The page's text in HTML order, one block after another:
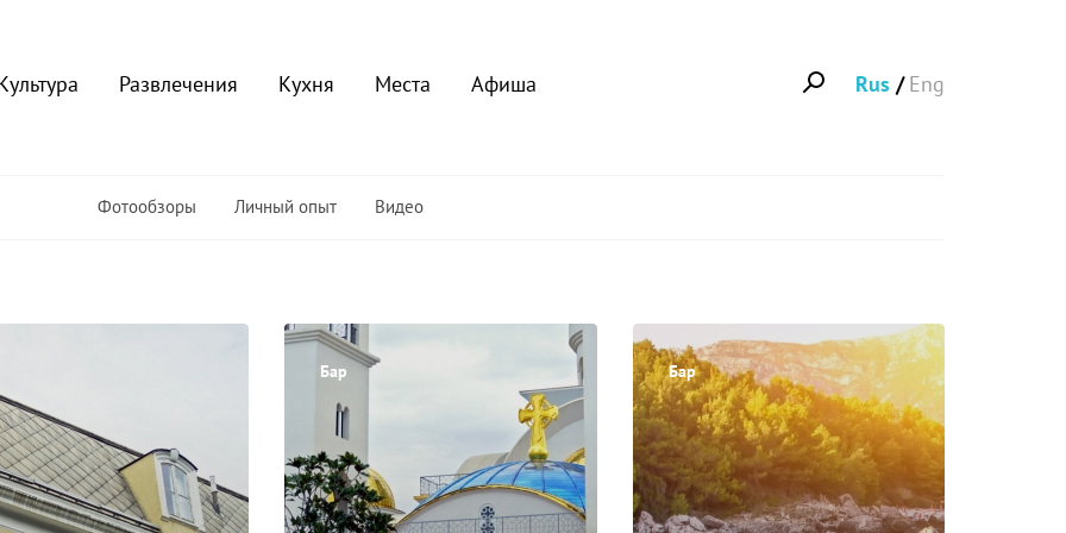
Развлечения Кухня Места Афиша Rus Eng
Фотообзоры Личный опыт Видео
Бар Бар